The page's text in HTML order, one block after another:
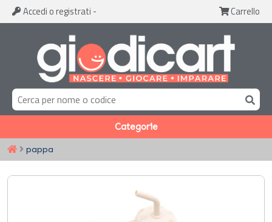
Accedi o registrati - Carrello
Categorie
pappa